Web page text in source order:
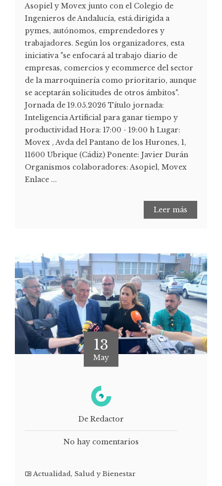
Asopiel y Movex junto con el Colegio de
Ingenieros de Andalucía, está.dirigida a
pymes, autónomos, emprendedores y
trabajadores. Según los organizadores, esta
iniciativa "se enfocará al trabajo diario de
empresas, comercios y ecommerce del sector
de la marroquinería como prioritario, aunque
se aceptarán solicitudes de otros ámbitos".
Jornada de 19.05.2026 Título jornada:
Inteligencia Artificial para ganar tiempo y
productividad Hora: 17:00 - 19:00 h Lugar:
Movex , Avda del Pantano de los Hurones, 1,
11600 Ubrique (Cádiz) Ponente: Javier Durán
Organismos colaboradores: Asopiel, Movex
Enlace ...
Leer más
13
May
De Redactor
No hay comentarios
Actualidad, Salud y Bienestar